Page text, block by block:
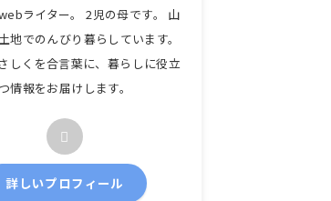
ライター。 2児の母です。 山
地でのんびり暮らしています。
しくを合言葉に、暮らしに役立
つ情報をお届けします。
詳しいプロフィール